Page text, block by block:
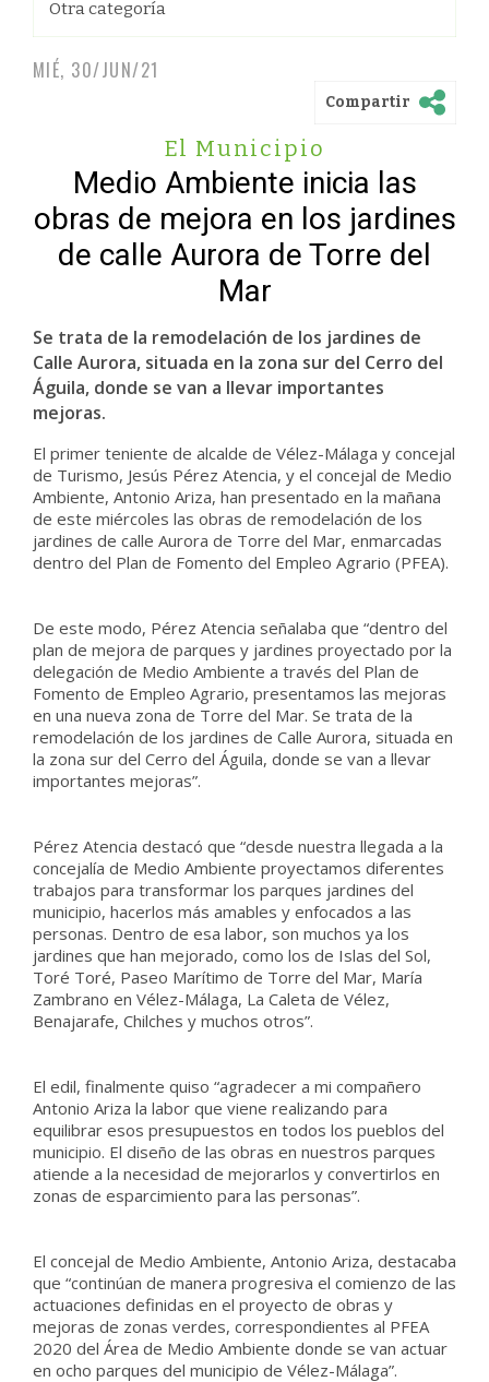
Otra categoría
MIÉ, 30/JUN/21
Compartir
El Municipio
Medio Ambiente inicia las
obras de mejora en los jardines
de calle Aurora de Torre del
Mar
Se trata de la remodelación de los jardines de
Calle Aurora, situada en la zona sur del Cerro del
Águila, donde se van a llevar importantes
mejoras.
El primer teniente de alcalde de Vélez-Málaga y concejal
de Turismo, Jesús Pérez Atencia, y el concejal de Medio
Ambiente, Antonio Ariza, han presentado en la mañana
de este miércoles las obras de remodelación de los
jardines de calle Aurora de Torre del Mar, enmarcadas
dentro del Plan de Fomento del Empleo Agrario (PFEA).
De este modo, Pérez Atencia señalaba que “dentro del
plan de mejora de parques y jardines proyectado por la
delegación de Medio Ambiente a través del Plan de
Fomento de Empleo Agrario, presentamos las mejoras
en una nueva zona de Torre del Mar. Se trata de la
remodelación de los jardines de Calle Aurora, situada en
la zona sur del Cerro del Águila, donde se van a llevar
importantes mejoras”.
Pérez Atencia destacó que “desde nuestra llegada a la
concejalía de Medio Ambiente proyectamos diferentes
trabajos para transformar los parques jardines del
municipio, hacerlos más amables y enfocados a las
personas. Dentro de esa labor, son muchos ya los
jardines que han mejorado, como los de Islas del Sol,
Toré Toré, Paseo Marítimo de Torre del Mar, María
Zambrano en Vélez-Málaga, La Caleta de Vélez,
Benajarafe, Chilches y muchos otros”.
El edil, finalmente quiso “agradecer a mi compañero
Antonio Ariza la labor que viene realizando para
equilibrar esos presupuestos en todos los pueblos del
municipio. El diseño de las obras en nuestros parques
atiende a la necesidad de mejorarlos y convertirlos en
zonas de esparcimiento para las personas”.
El concejal de Medio Ambiente, Antonio Ariza, destacaba
que “continúan de manera progresiva el comienzo de las
actuaciones definidas en el proyecto de obras y
mejoras de zonas verdes, correspondientes al PFEA
2020 del Área de Medio Ambiente donde se van actuar
en ocho parques del municipio de Vélez-Málaga”.